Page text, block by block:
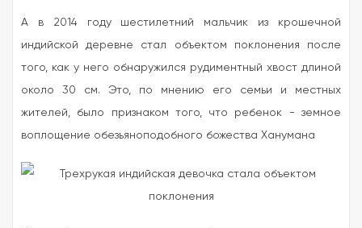
А в 2014 году шестилетний мальчик из крошечной
индийской деревне стал объектом поклонения после
того, как у него обнаружился рудиментный хвост длиной
около 30 см. Это, по мнению его семьи и местных
жителей, было признаком того, что ребенок - земное
воплощение обезьяноподобного божества Ханумана